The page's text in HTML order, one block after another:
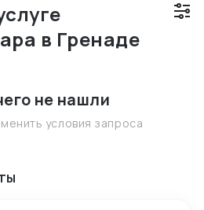
в Гренаде
не нашли
условия запроса